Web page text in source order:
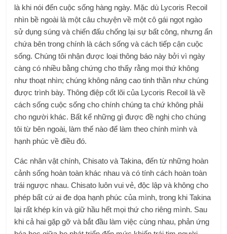
là khi nói đến cuộc sống hàng ngày. Mặc dù Lycoris Recoil
nhìn bề ngoài là một câu chuyện về một cô gái ngọt ngào
sử dụng súng và chiến đấu chống lại sự bất công, nhưng ẩn
chứa bên trong chính là cách sống và cách tiếp cận cuộc
sống. Chúng tôi nhận được loại thông báo này bởi vì ngày
càng có nhiều bằng chứng cho thấy rằng mọi thứ không
như thoạt nhìn; chúng không nâng cao tinh thần như chúng
được trình bày. Thông điệp cốt lõi của Lycoris Recoil là về
cách sống cuộc sống cho chính chúng ta chứ không phải
cho người khác. Bất kể những gì được đề nghị cho chúng
tôi từ bên ngoài, làm thế nào để làm theo chính mình và
hạnh phúc về điều đó.
Các nhân vật chính, Chisato và Takina, đến từ những hoàn
cảnh sống hoàn toàn khác nhau và có tính cách hoàn toàn
trái ngược nhau. Chisato luôn vui vẻ, độc lập và không cho
phép bất cứ ai đe dọa hạnh phúc của mình, trong khi Takina
lại rất khép kín và giữ hầu hết mọi thứ cho riêng mình. Sau
khi cả hai gặp gỡ và bắt đầu làm việc cùng nhau, phản ứng